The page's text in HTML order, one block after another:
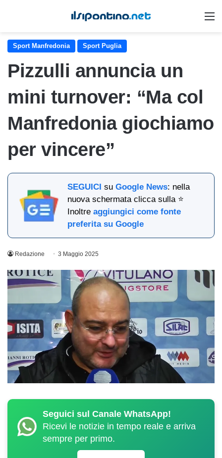
Sport Manfredonia Sport Puglia
Pizzulli annuncia un
mini turnover: “Ma col
Manfredonia giochiamo
per vincere”
SEGUICI suGoogle News: nella
nuova schermata clicca sulla ⭐
Inoltreaggiungici come fonte
preferita su Google
Redazione 3 Maggio 2025
Seguici sul Canale WhatsApp!
Ricevi le notizie in tempo reale e arriva
sempre per primo.